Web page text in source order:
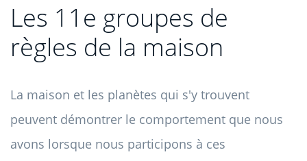
Les 11e groupes de
règles de la maison
La maison et les planètes qui s'y trouvent
peuvent démontrer le comportement que nous
avons lorsque nous participons à ces